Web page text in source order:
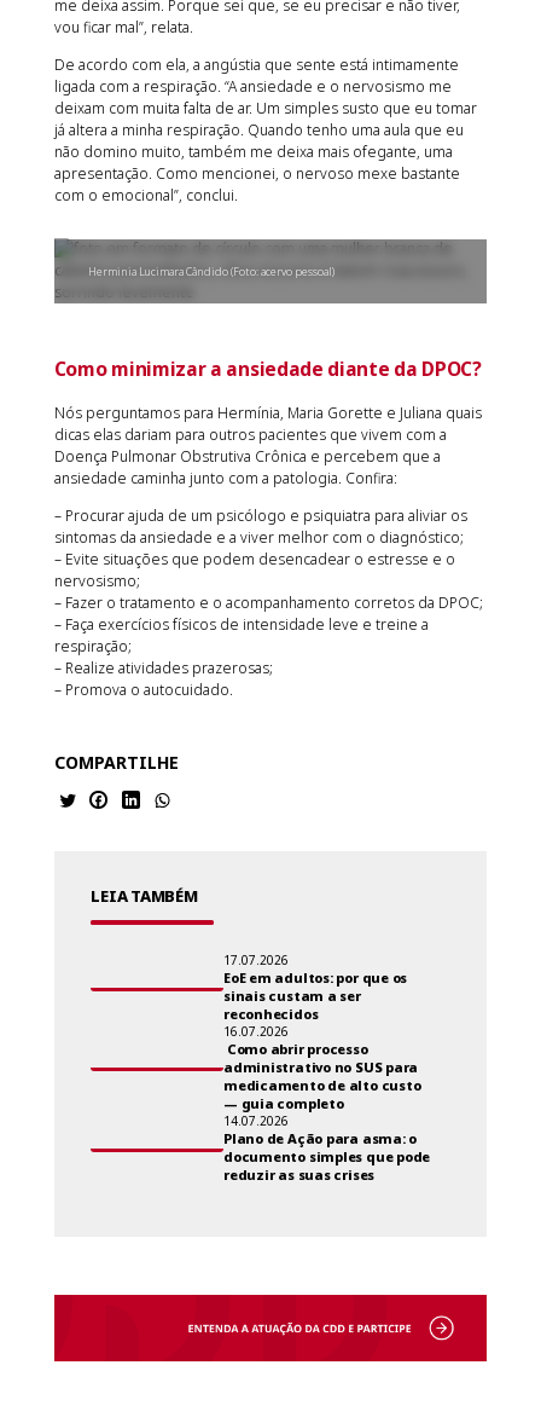
me deixa assim. Porque sei que, se eu precisar e não tiver,
vou ficar mal”, relata.
De acordo com ela, a angústia que sente está intimamente
ligada com a respiração. “A ansiedade e o nervosismo me
deixam com muita falta de ar. Um simples susto que eu tomar
já altera a minha respiração. Quando tenho uma aula que eu
não domino muito, também me deixa mais ofegante, uma
apresentação. Como mencionei, o nervoso mexe bastante
com o emocional”, conclui.
Herminia Lucimara Cândido (Foto: acervo pessoal)
Como minimizar a ansiedade diante da DPOC?
Nós perguntamos para Hermínia, Maria Gorette e Juliana quais
dicas elas dariam para outros pacientes que vivem com a
Doença Pulmonar Obstrutiva Crônica e percebem que a
ansiedade caminha junto com a patologia. Confira:
– Procurar ajuda de um psicólogo e psiquiatra para aliviar os
sintomas da ansiedade e a viver melhor com o diagnóstico;
– Evite situações que podem desencadear o estresse e o
nervosismo;
– Fazer o tratamento e o acompanhamento corretos da DPOC;
– Faça exercícios físicos de intensidade leve e treine a
respiração;
– Realize atividades prazerosas;
– Promova o autocuidado.
COMPARTILHE
LEIA TAMBÉM
17.07.2026
EoE em adultos: por que os
sinais custam a ser
reconhecidos
16.07.2026
Como abrir processo
administrativo no SUS para
medicamento de alto custo
— guia completo
14.07.2026
Plano de Ação para asma: o
documento simples que pode
reduzir as suas crises